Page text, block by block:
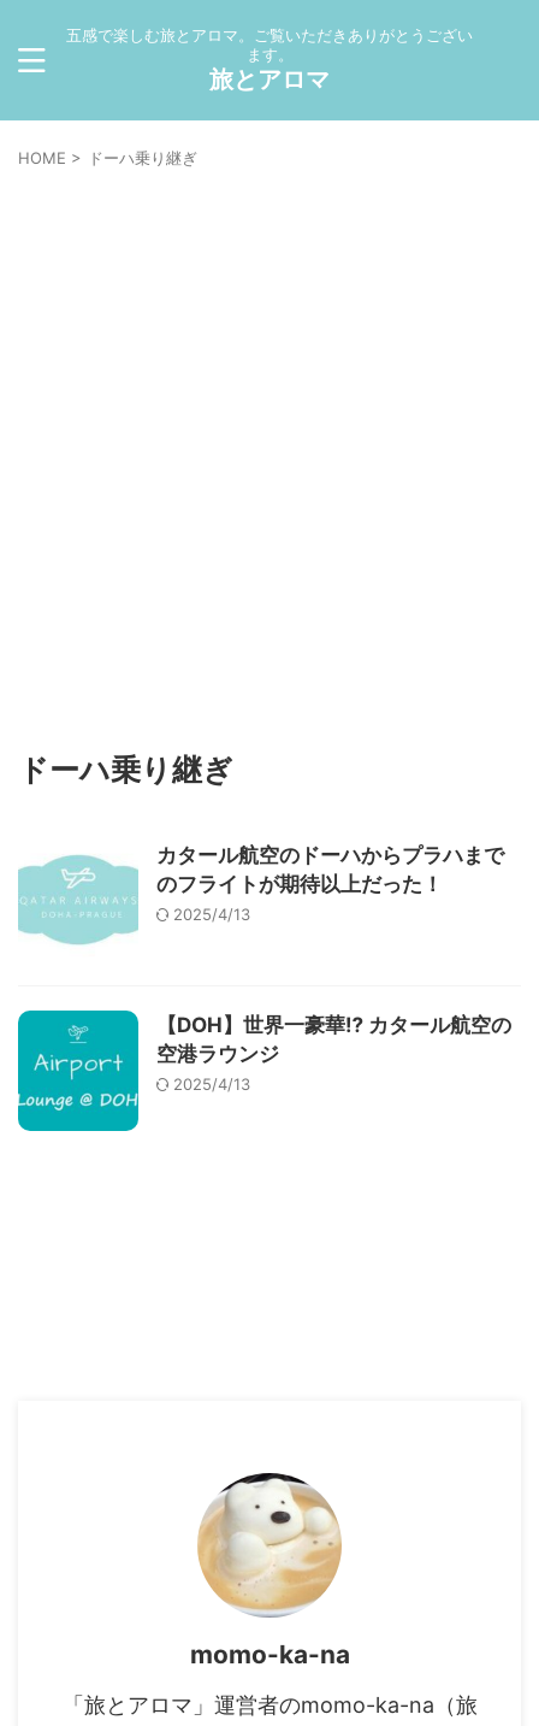
五感で楽しむ旅とアロマ。ご覧いただきありがとうござい
ます。
旅とアロマ
HOME > ドーハ乗り継ぎ
ドーハ乗り継ぎ
カタール航空のドーハからプラハまで
のフライトが期待以上だった！
2025/4/13
【DOH】世界一豪華⁉︎ カタール航空の
空港ラウンジ
2025/4/13
momo-ka-na
「旅とアロマ」運営者のmomo-ka-na（旅